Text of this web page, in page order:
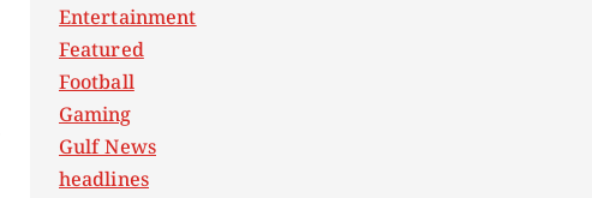
Entertainment
Featured
Football
Gaming
Gulf News
headlines